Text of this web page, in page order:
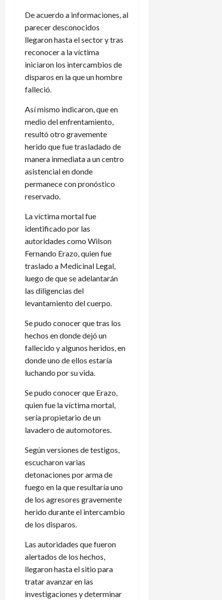
De acuerdo a informaciones, al
parecer desconocidos
llegaron hasta el sector y tras
reconocer a la víctima
iniciaron los intercambios de
disparos en la que un hombre
falleció.
Así mismo indicaron, que en
medio del enfrentamiento,
resultó otro gravemente
herido que fue trasladado de
manera inmediata a un centro
asistencial en donde
permanece con pronóstico
reservado.
La víctima mortal fue
identificado por las
autoridades como Wilson
Fernando Erazo, quien fue
traslado a Medicinal Legal,
luego de que se adelantarán
las diligencias del
levantamiento del cuerpo.
Se pudo conocer que tras los
hechos en donde dejó un
fallecido y algunos heridos, en
donde uno de ellos estaría
luchando por su vida.
Se pudo conocer que Erazo,
quien fue la víctima mortal,
sería propietario de un
lavadero de automotores.
Según versiones de testigos,
escucharon varias
detonaciones por arma de
fuego en la que resultaría uno
de los agresores gravemente
herido durante el intercambio
de los disparos.
Las autoridades que fueron
alertados de los hechos,
llegaron hasta el sitio para
tratar avanzar en las
investigaciones y determinar